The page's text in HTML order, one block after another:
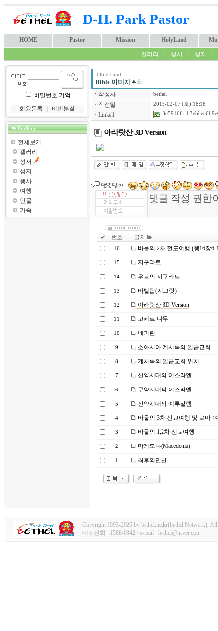
D-H. Park Pastor
HOME Pastor Mission HolyLand
갤러리 성서 성지
비밀번호 기억
회원등록
비번분실
Gallery
전체보기
갤러리
성서
성지
행사
여행
인물
가족
bible Land
Bible 이미지 ♣♧
ㆍ 작성자 bethel
ㆍ 작성일 2015-02-07 (토) 18:18
ㆍ Link#1
아라랏산 3D Version
번호 글 제 목
16 바울의 2차 전도여행 (행16장6-
15 지구라트
14 우르의 지구라트
13 바벨탑(지그랏)
12 아라랏산 3D Version
11 고페르 나무
10 네피림
9 소아시아 계시록의 일곱교회
8 계시록의 일곱교회 위치
7 신약시대의 이스라엘
6 구약시대의 이스라엘
5 신약시대의 예루살렘
4 바울의 3차 선교여행 및 로마
3 바울의 1,2차 선교여행
2 마게도냐(Macedonia)
1 최후의만찬
Copyright 1993-2026 by bethel.ne.kr(bethel Network), All
대표전화 : 1588-0342 / e-mail : bethel@naver.com